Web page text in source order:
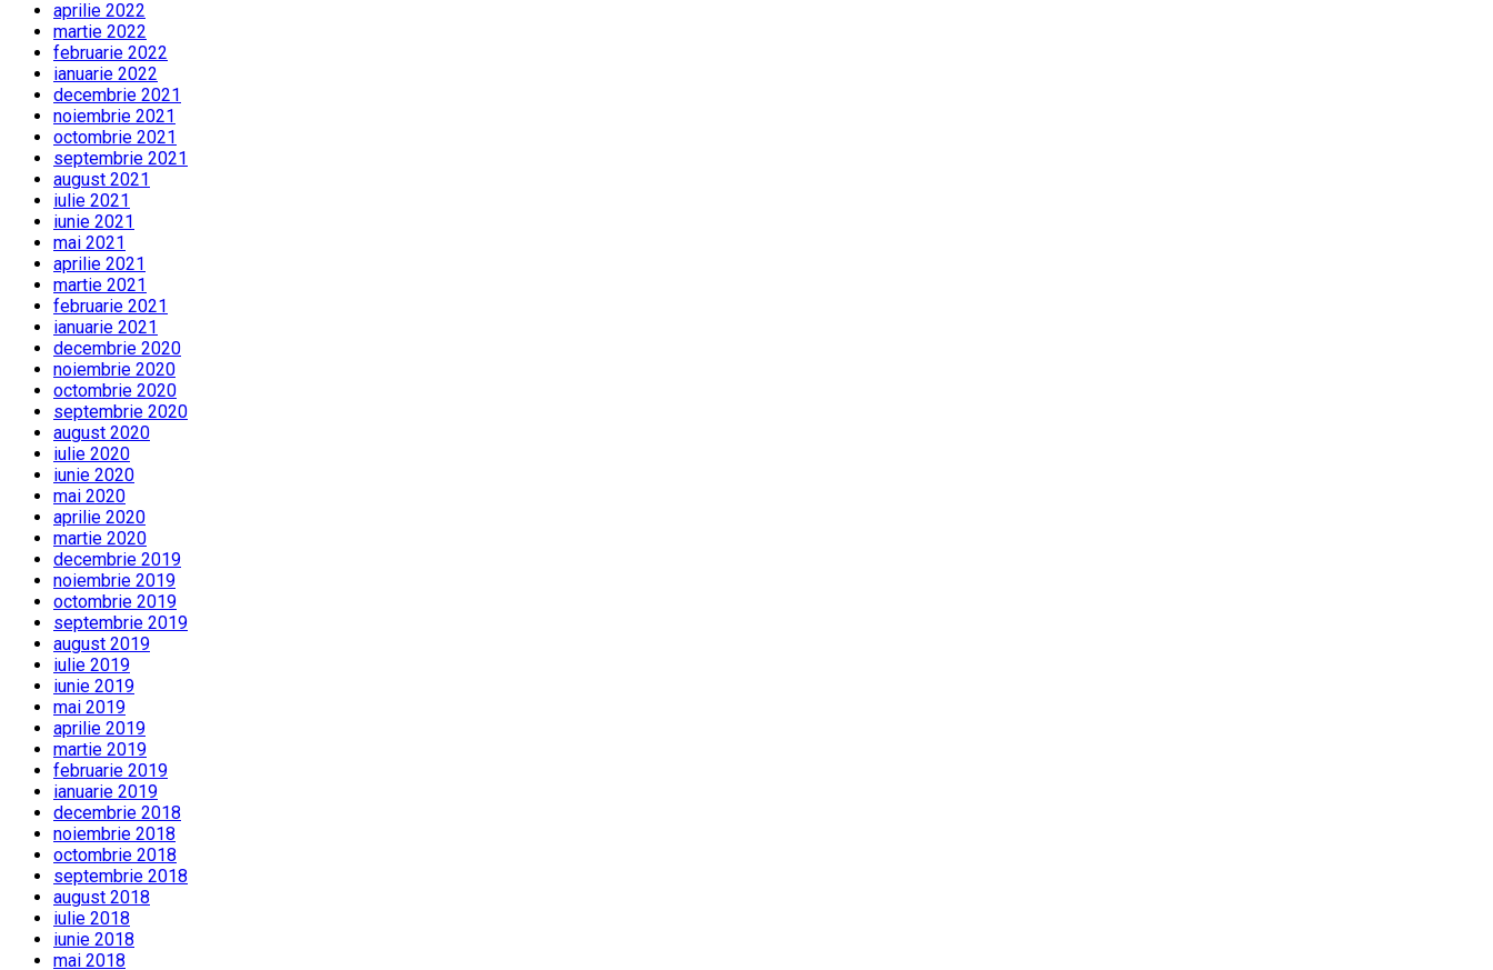
aprilie 2022
martie 2022
februarie 2022
ianuarie 2022
decembrie 2021
noiembrie 2021
octombrie 2021
septembrie 2021
august 2021
iulie 2021
iunie 2021
mai 2021
aprilie 2021
martie 2021
februarie 2021
ianuarie 2021
decembrie 2020
noiembrie 2020
octombrie 2020
septembrie 2020
august 2020
iulie 2020
iunie 2020
mai 2020
aprilie 2020
martie 2020
decembrie 2019
noiembrie 2019
octombrie 2019
septembrie 2019
august 2019
iulie 2019
iunie 2019
mai 2019
aprilie 2019
martie 2019
februarie 2019
ianuarie 2019
decembrie 2018
noiembrie 2018
octombrie 2018
septembrie 2018
august 2018
iulie 2018
iunie 2018
mai 2018